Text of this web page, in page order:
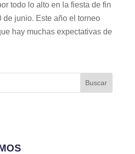
todo lo alto en la fiesta de fin
de junio. Este año el torneo
hay muchas expectativas de
Buscar